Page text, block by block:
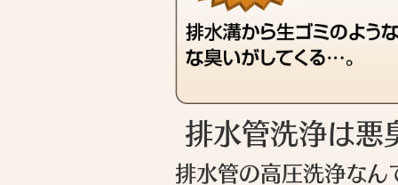
排水管洗浄は悪
排水管の高圧洗浄な